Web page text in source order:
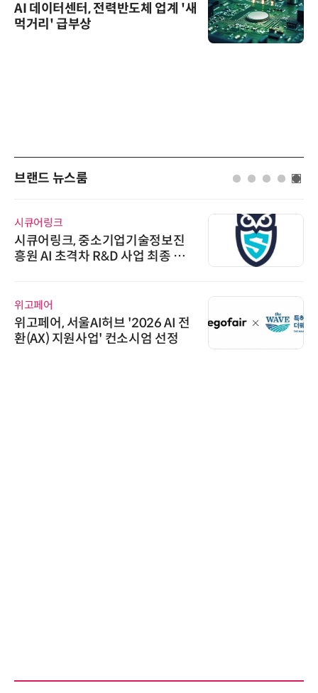
AI 데이터센터, 전력반도체 업계 '새
먹거리' 급부상
브랜드 뉴스룸
시큐어링크
시큐어링크, 중소기업기술정보진
흥원 AI 초격차 R&D 사업 최종 선
위고페어
위고페어, 서울AI허브 '2026 AI 전
환(AX) 지원사업' 컨소시엄 선정